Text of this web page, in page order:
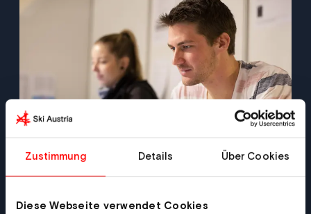
Zustimmung Details Über Cookies
Diese Webseite verwendet Cookies